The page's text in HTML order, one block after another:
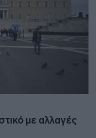
με αλλαγές